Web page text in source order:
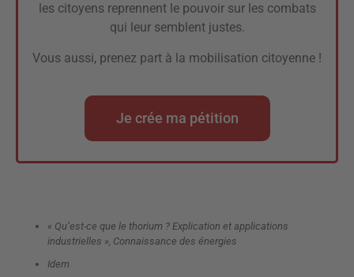
les citoyens reprennent le pouvoir sur les combats
qui leur semblent justes.
Vous aussi, prenez part à la mobilisation citoyenne !
Je crée ma pétition
« Qu’est-ce que le thorium ? Explication et applications
industrielles », Connaissance des énergies
Idem